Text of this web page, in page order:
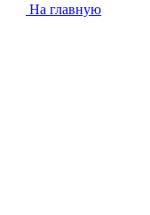
На главную